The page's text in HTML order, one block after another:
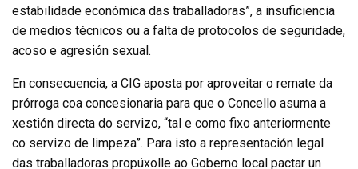
estabilidade económica das traballadoras”, a insuficiencia
de medios técnicos ou a falta de protocolos de seguridade,
acoso e agresión sexual.
En consecuencia, a CIG aposta por aproveitar o remate da
prórroga coa concesionaria para que o Concello asuma a
xestión directa do servizo, “tal e como fixo anteriormente
co servizo de limpeza”. Para isto a representación legal
das traballadoras propúxolle ao Goberno local pactar un